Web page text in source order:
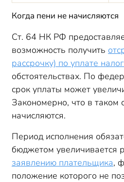
Когда пени не начисляются
Ст. 64 НК РФ
возможность получить
рассрочку) по уплате
обстоятельствах. По
срок уплаты может
Закономерно, что в таком
начисляются.
Период исполнения
бюджетом
заявлению плательщика,
положение которого не